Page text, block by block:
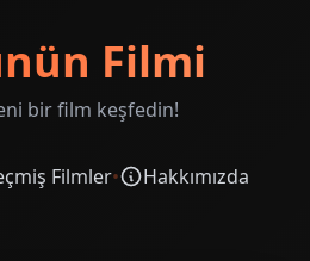
Filmi
bir film keşfedin!
Filmler• Hakkımızda